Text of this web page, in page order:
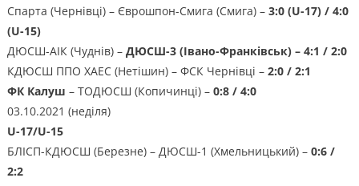
Спарта (Чернівці) – Єврошпон-Смига (Смига) – 3:0 (U-17) / 4:0
(U-15)
ДЮСШ-АІК (Чуднів) – ДЮСШ-3 (Івано-Франківськ) – 4:1 / 2:0
КДЮСШ ППО ХАЕС (Нетішин) – ФСК Чернівці – 2:0 / 2:1
ФК Калуш – ТОДЮСШ (Копичинці) –0:8 / 4:0
03.10.2021 (неділя)
U-17/U-15
БЛІСП-КДЮСШ (Березне) – ДЮСШ-1 (Хмельницький) – 0:6 /
2:2